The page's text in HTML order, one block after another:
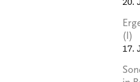
20.
(I)
17.